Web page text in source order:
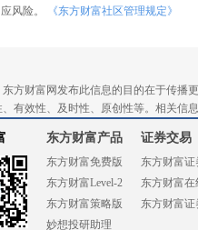
风险。
《东方财富社区管理规定》
方财富网发布此信息的目的在于传播
有效性、及时性、原创性等。相关信
东方财富产品
东方财富免费版
东方财富Level-2
东方财富策略版
妙想投研助理
证券交易
东方财富证
东方财富在
东方财富证